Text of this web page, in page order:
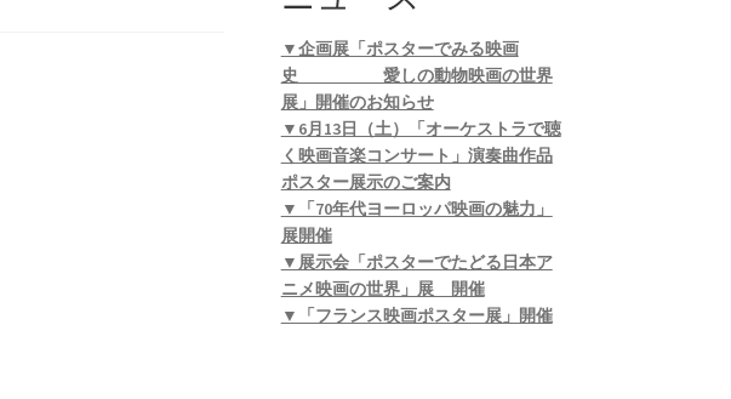
▼企画展「ポスターでみる映画
史 愛しの動物映画の世界
展」開催のお知らせ
▼6月13日（土）「オーケストラで聴
く映画音楽コンサート」演奏曲作品
ポスター展示のご案内
▼「70年代ヨーロッパ映画の魅力」
展開催
▼展示会「ポスターでたどる日本ア
ニメ映画の世界」展 開催
▼「フランス映画ポスター展」開催